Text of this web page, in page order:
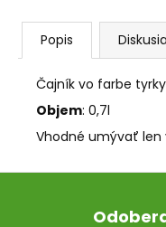
Popis Diskusia
Čajník vo farbe
Objem: 0,7l
Vhodné umývať len
Z